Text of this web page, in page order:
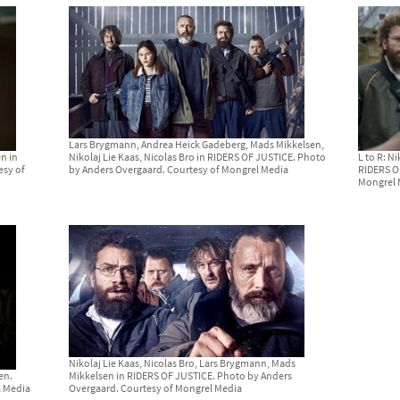
in
of
Lars Brygmann, Andrea Heick Gadeberg, Mads Mikkelsen,
Nikolaj Lie Kaas, Nicolas Bro in RIDERS OF JUSTICE. Photo
by Anders Overgaard. Courtesy of Mongrel Media
L to R:
RIDERS
Mongrel
Media
Nikolaj Lie Kaas, Nicolas Bro, Lars Brygmann, Mads
Mikkelsen in RIDERS OF JUSTICE. Photo by Anders
Overgaard. Courtesy of Mongrel Media